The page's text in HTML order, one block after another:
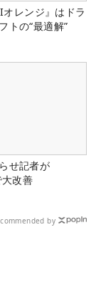
オレンジ』はドラ
トの“最適解”
せ記者が
大改善
by